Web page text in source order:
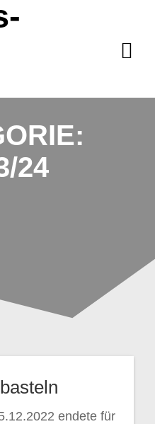
24
endete für